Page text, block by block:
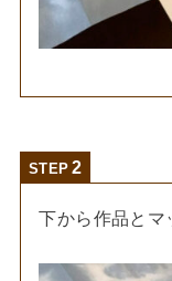
STEP
下から作品とマ